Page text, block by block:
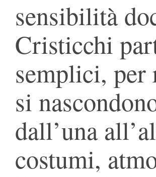
sensibilità
Cristicchi
semplici,
si
dall’una
costumi,